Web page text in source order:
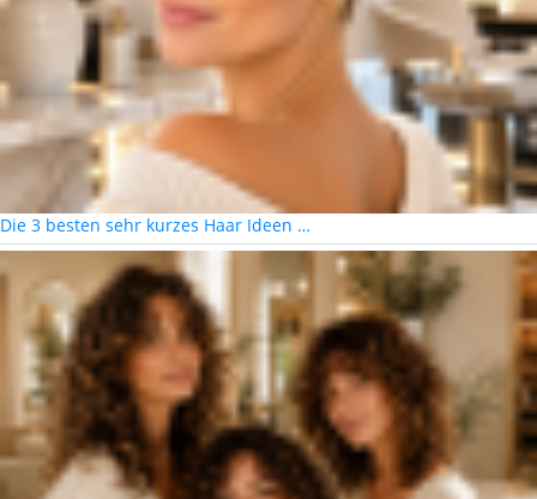
Die 3 besten sehr kurzes Haar Ideen …